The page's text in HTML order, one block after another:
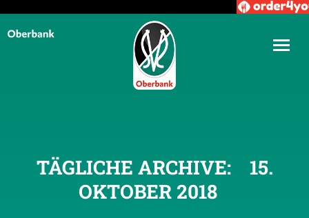
TÄGLICHE ARCHIVE:
15.
OKTOBER 2018